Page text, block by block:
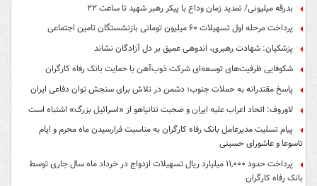
بدرقه میلیونی/ تمدید زمان وداع با پیکر رهبر شهید تا ساعت ۲۲
پرداخت مرحله اول تسهیلات ۶۰ میلیون تومانی بازنشستگان تامین اجتماعی
پزشکیان: شهادت رهبری، اندوهی عمیق بر دل آزادگان نشاند
شکوفایی ظرفیت‌های توسعه‌ای شرکت ذوب‌آهن با حمایت‌ بانک رفاه کارگران
پاسخ مقتدرانه به حملات جنوب؛ دشمن در تلاش برای سنجش توان دفاعی ایران
لاوروف: اتحاد اعراب علیه ایران و صحبت نتانیاهو از «اسرائیل بزرگ» اشتباه است
پیام تسلیت مدیرعامل بانک رفاه کارگران به مناسبت فرارسیدن ماه محرم و ایام
تاسوعا و عاشورای حسینی
پرداخت حدود ۱۱,۰۰۰ میلیارد ریال تسهیلات ازدواج در خرداد ماه سال جاری توسط
بانک رفاه کارگران